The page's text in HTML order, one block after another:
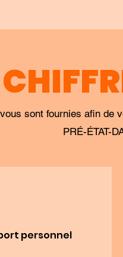
sont fournies afin
PRÉ-ÉTAT-
personnel